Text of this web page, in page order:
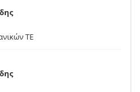
ΤΕ